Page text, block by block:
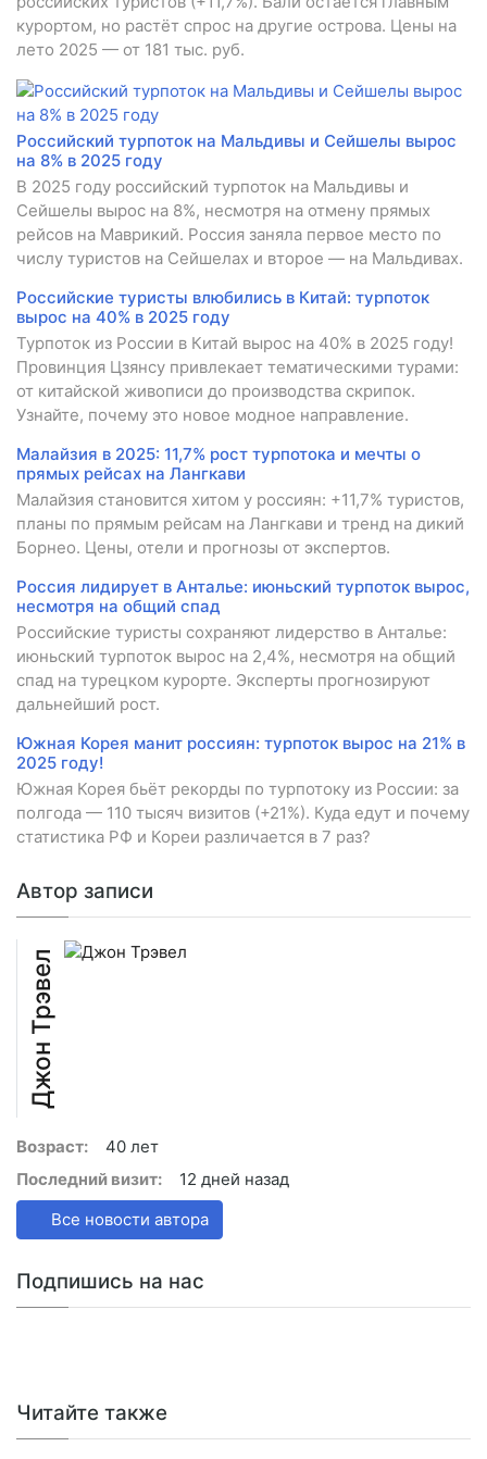
курортом, но растёт спрос на другие острова. Цены на
лето 2025 — от 181 тыс. руб.
Российский турпоток на Мальдивы и Сейшелы вырос
на 8% в 2025 году
В 2025 году российский турпоток на Мальдивы и
Сейшелы вырос на 8%, несмотря на отмену прямых
рейсов на Маврикий. Россия заняла первое место по
числу туристов на Сейшелах и второе — на Мальдивах.
Российские туристы влюбились в Китай: турпоток
вырос на 40% в 2025 году
Турпоток из России в Китай вырос на 40% в 2025 году!
Провинция Цзянсу привлекает тематическими турами:
от китайской живописи до производства скрипок.
Узнайте, почему это новое модное направление.
Малайзия в 2025: 11,7% рост турпотока и мечты о
прямых рейсах на Лангкави
Малайзия становится хитом у россиян: +11,7% туристов,
планы по прямым рейсам на Лангкави и тренд на дикий
Борнео. Цены, отели и прогнозы от экспертов.
Россия лидирует в Анталье: июньский турпоток вырос,
несмотря на общий спад
Российские туристы сохраняют лидерство в Анталье:
июньский турпоток вырос на 2,4%, несмотря на общий
спад на турецком курорте. Эксперты прогнозируют
дальнейший рост.
Южная Корея манит россиян: турпоток вырос на 21% в
2025 году!
Южная Корея бьёт рекорды по турпотоку из России: за
полгода — 110 тысяч визитов (+21%). Куда едут и почему
статистика РФ и Кореи различается в 7 раз?
Автор записи
Джон Трэвел
Возраст:
40 лет
Последний визит:
12 дней назад
Все новости автора
Подпишись на нас
Читайте также